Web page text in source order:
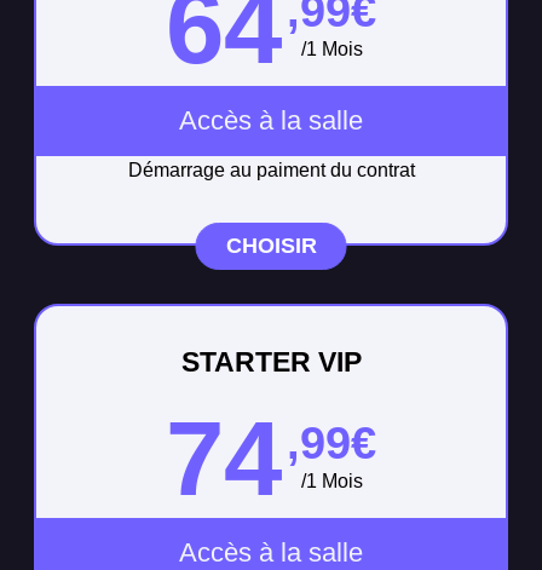
64,99€
/1 Mois
Accès à la salle
Démarrage au paiment du contrat
CHOISIR
STARTER VIP
74,99€
/1 Mois
Accès à la salle